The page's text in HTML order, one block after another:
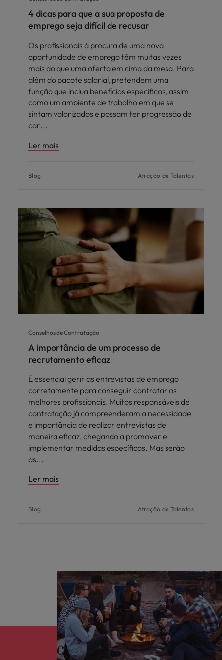
4 dicas para que a sua proposta de
emprego seja difícil de recusar
Os profissionais à procura de uma nova
oportunidade de emprego têm muitas vezes
mais do que uma oferta em cima da mesa. Para
além do pacote salarial, pretendem uma
função que inclua benefícios específicos, assim
como um ambiente de trabalho em que se
sintam valorizados e possam ter progressão de
car
Ler mais
Blog Atração de Talentos
Conselhos de Contratação
A importância de um processo de
recrutamento eficaz
É essencial gerir as entrevistas de emprego
corretamente para conseguir contratar os
melhores profissionais. Muitos responsáveis de
contratação já compreenderam a necessidade
e importância de realizar entrevistas de
maneira eficaz, chegando a promover e
implementar medidas específicas. Mas serão
as
Ler mais
Blog Atração de Talentos